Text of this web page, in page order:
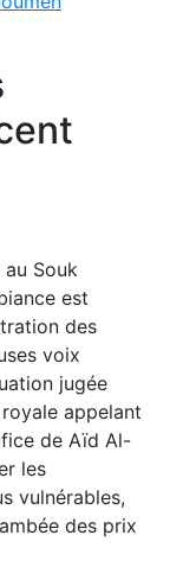
au Souk
est
des
voix
jugée
appelant
de Aïd Al-
les
vulnérables,
des prix